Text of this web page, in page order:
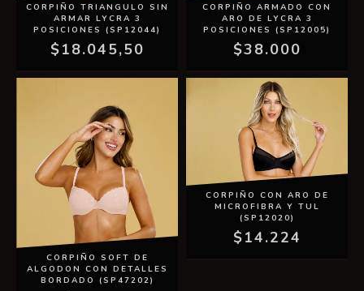
CORPIÑO TRIANGULO SIN
ARMAR LYCRA 3
POSICIONES (SP12044)
$18.045,50
CORPIÑO ARMADO CON
ARO DE LYCRA 3
POSICIONES (SP12005)
$38.000
CORPIÑO SOFT DE
ALGODON CON DETALLES
BORDADO (SP47202)
CORPIÑO CON ARO DE
MICROFIBRA Y TUL
(SP12020)
$14.224